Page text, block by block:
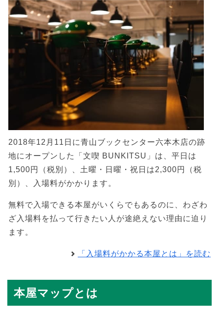
2018年12月11日に青山ブックセンター六本木店の跡
地にオープンした「文喫 BUNKITSU」は、平日は
1,500円（税別）、土曜・日曜・祝日は2,300円（税
別）、入場料がかかります。
無料で入場できる本屋がいくらでもあるのに、わざわ
ざ入場料を払って行きたい人が途絶えない理由に迫り
ます。
「入場料がかかる本屋とは」を読む
本屋マップとは